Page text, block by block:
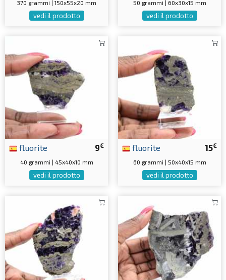
370 grammi | 150x55x20 mm
vedi il prodotto
50 grammi | 60x30x15 mm
vedi il prodotto
9€
fluorite
40 grammi | 45x40x10 mm
vedi il prodotto
15€
fluorite
60 grammi | 50x40x15 mm
vedi il prodotto